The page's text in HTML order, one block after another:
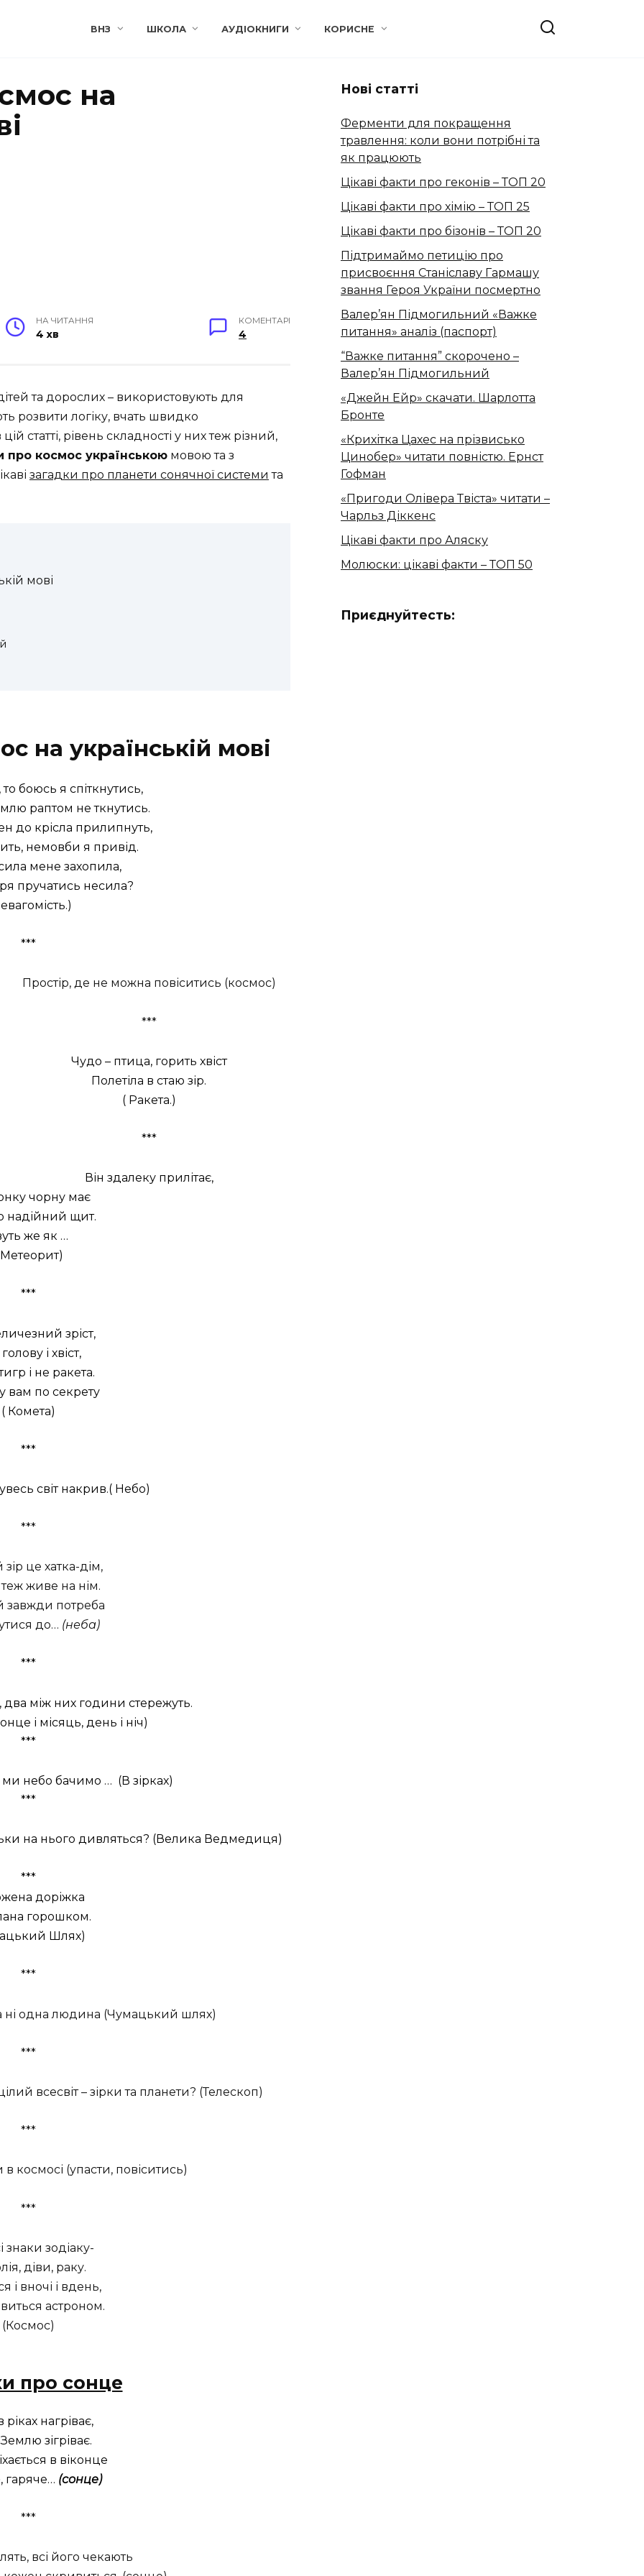
ВНЗ ШКОЛА АУДІОКНИГИ КОРИСНЕ
на
НА ЧИТАННЯ
4 хв
КОМЕНТАРІ
4
та дорослих – використовують для
розвити логіку, вчать швидко
цій статті, рівень складності у них теж різний,
про космос українською мовою та з
загадки про планети сонячної системи та
мові
на українській мові
боюсь я спіткнутись,
раптом не ткнутись.
до крісла прилипнуть,
немовби я привід.
мене захопила,
пручатись несила?
***
Простір, де не можна повіситись (космос)
***
Чудо – птица, горить хвіст
Полетіла в стаю зір.
( Ракета.)
***
Він здалеку прилітає,
чорну має
надійний щит.
же як …
***
зріст,
і хвіст,
і не ракета.
вам по секрету
( Комета)
***
світ накрив.( Небо)
***
це хатка-дім,
живе на нім.
завжди потреба
до… (неба)
***
два між них години стережуть.
і місяць, день і ніч)
***
ми небо бачимо … (В зірках)
***
на нього дивляться? (Велика Ведмедиця)
***
доріжка
горошком.
Шлях)
***
ні одна людина (Чумацький шлях)
***
всесвіт – зірки та планети? (Телескоп)
***
космосі (упасти, повіситись)
***
знаки зодіаку-
діви, раку.
і вночі і вдень,
астроном.
(Космос)
про сонце
нагріває,
зігріває.
в віконце
гаряче… (сонце)
***
всі його чекають
Нові статті
Ферменти для покращення
травлення: коли вони потрібні та
як працюють
Цікаві факти про геконів – ТОП 20
Цікаві факти про хімію – ТОП 25
Цікаві факти про бізонів – ТОП 20
Підтримаймо петицію про
присвоєння Станіславу Гармашу
звання Героя України посмертно
Валер’ян Підмогильний «Важке
питання» аналіз (паспорт)
“Важке питання” скорочено –
Валер’ян Підмогильний
«Джейн Ейр» скачати. Шарлотта
Бронте
«Крихітка Цахес на прізвисько
Цинобер» читати повністю. Ернст
Гофман
«Пригоди Олівера Твіста» читати –
Чарльз Діккенс
Цікаві факти про Аляску
Молюски: цікаві факти – ТОП 50
Приєднуйтесть: